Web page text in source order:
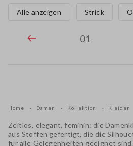
Alle anzeigen Strick
01
Home Damen Kollektion Kleider
Zeitlos, elegant, feminin: die
aus Stoffen gefertigt, die die
für alle Gelegenheiten geeignet